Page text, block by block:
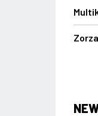
Zorza